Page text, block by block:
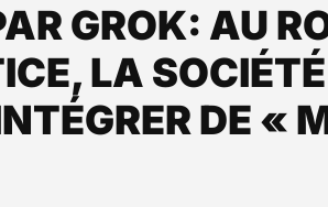
GROK: AU
LA
DE «